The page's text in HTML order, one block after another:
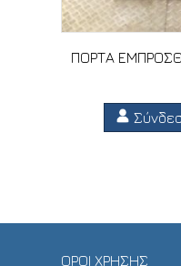
ΠΟΡΤΑ
ΟΡΟΙ ΧΡΗΣΗΣ